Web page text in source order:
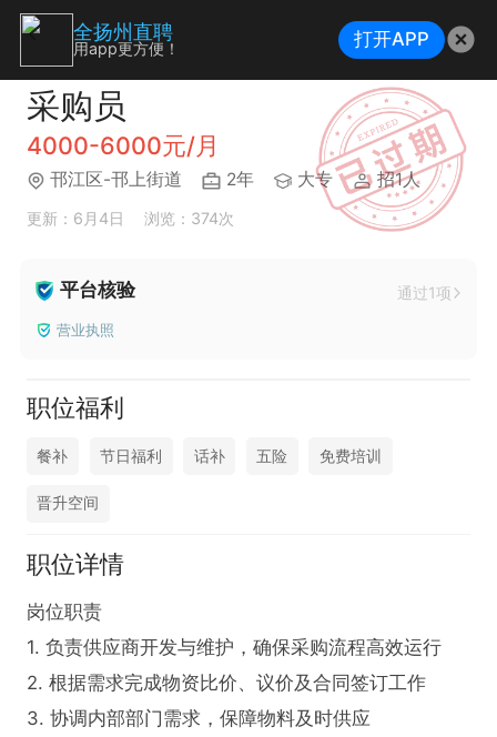
采购员
4000-6000元/月
邗江区-邗上街道 2年 大专 招1人
更新：6月4日 浏览：374次
平台核验 通过1项
营业执照
职位福利
餐补 节日福利 话补 五险 免费培训
晋升空间
职位详情
岗位职责
1. 负责供应商开发与维护，确保采购流程高效运行
2. 根据需求完成物资比价、议价及合同签订工作
3. 协调内部部门需求，保障物料及时供应
全扬州直聘
用app更方便！ 打开APP